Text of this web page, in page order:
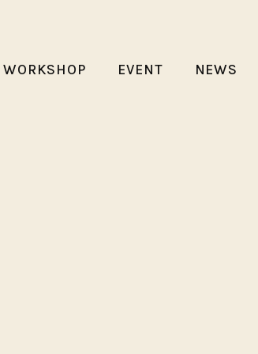
WORKSHOP EVENT NEWS